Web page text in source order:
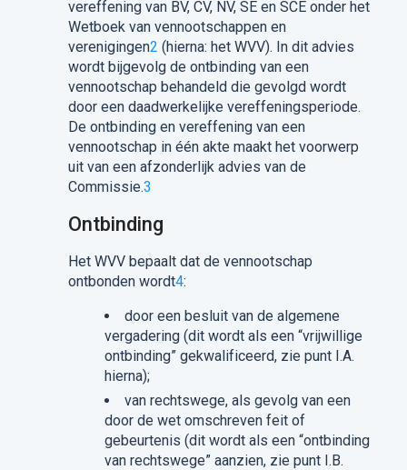
vereffening van BV, CV, NV, SE en SCE onder het
Wetboek van vennootschappen en
verenigingen2 (hierna: het WVV). In dit advies
wordt bijgevolg de ontbinding van een
vennootschap behandeld die gevolgd wordt
door een daadwerkelijke vereffeningsperiode.
De ontbinding en vereffening van een
vennootschap in één akte maakt het voorwerp
uit van een afzonderlijk advies van de
Commissie.3
Ontbinding
Het WVV bepaalt dat de vennootschap
ontbonden wordt4:
door een besluit van de algemene
vergadering (dit wordt als een “vrijwillige
ontbinding” gekwalificeerd, zie punt I.A.
hierna);
van rechtswege, als gevolg van een
door de wet omschreven feit of
gebeurtenis (dit wordt als een “ontbinding
van rechtswege” aanzien, zie punt I.B.